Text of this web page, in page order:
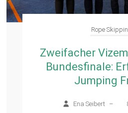
Rope
Zweifacher
Bundesfinale:
Jumping
Ena Seibert –